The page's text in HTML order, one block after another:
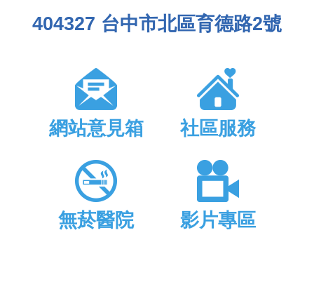
404327 台中市北區育德路2號
網站意見箱 社區服務
無菸醫院 影片專區